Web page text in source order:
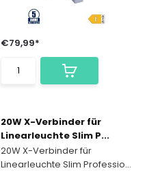
€79,99*
20W X-Verbinder für
Linearleuchte Slim P...
20W X-Verbinder für
Linearleuchte Slim Professio...